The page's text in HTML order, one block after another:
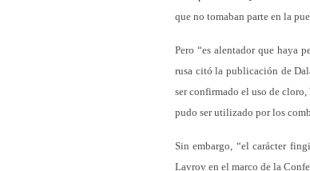
que no tomaban parte en la
Pero “es alentador que haya
rusa citó la publicación de
ser confirmado el uso de
pudo ser utilizado por los
Sin embargo, “el carácter
Lavrov en el marco de la